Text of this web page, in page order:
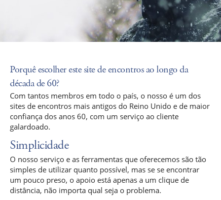
Porquê escolher este site de encontros ao longo da
década de 60?
Com tantos membros em todo o país, o nosso é um dos
sites de encontros mais antigos do Reino Unido e de maior
confiança dos anos 60, com um serviço ao cliente
galardoado.
Simplicidade
O nosso serviço e as ferramentas que oferecemos são tão
simples de utilizar quanto possível, mas se se encontrar
um pouco preso, o apoio está apenas a um clique de
distância, não importa qual seja o problema.